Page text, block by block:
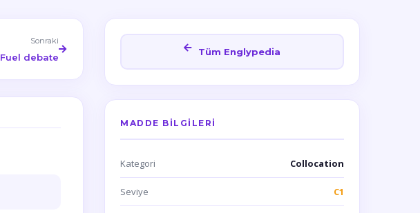
Sonraki
Fuel debate Tüm Englypedia
MADDE BILGILERI
Kategori Collocation
Seviye C1